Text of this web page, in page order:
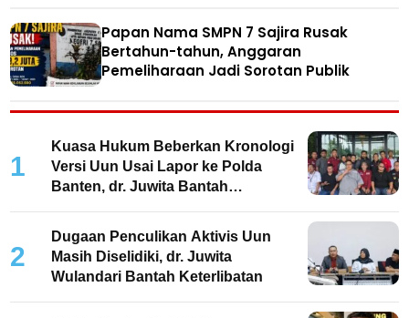
Papan Nama SMPN 7 Sajira Rusak
Bertahun-tahun, Anggaran
Pemeliharaan Jadi Sorotan Publik
1
Kuasa Hukum Beberkan Kronologi
Versi Uun Usai Lapor ke Polda
Banten, dr. Juwita Bantah
2
Dugaan Penculikan Aktivis Uun
Masih Diselidiki, dr. Juwita
Wulandari Bantah Keterlibatan